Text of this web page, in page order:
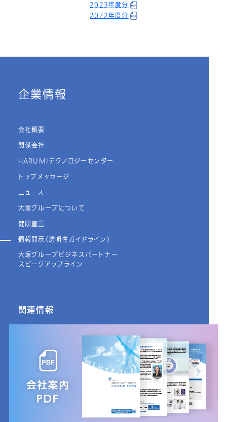
企業情報
会社概要
関係会社
HARUMIテクノロジーセンター
トップメッセージ
ニュース
大塚グループについて
健康宣言
情報開示（透明性ガイドライン）
大塚グループビジネスパートナー
スピークアップライン
関連情報
2023年度分
2022年度分